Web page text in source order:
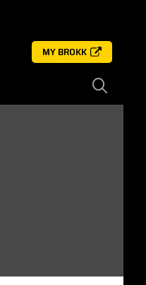
MY BROKK